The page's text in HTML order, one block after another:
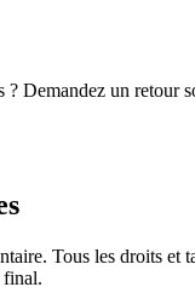
? Demandez un retour
Tous les droits et